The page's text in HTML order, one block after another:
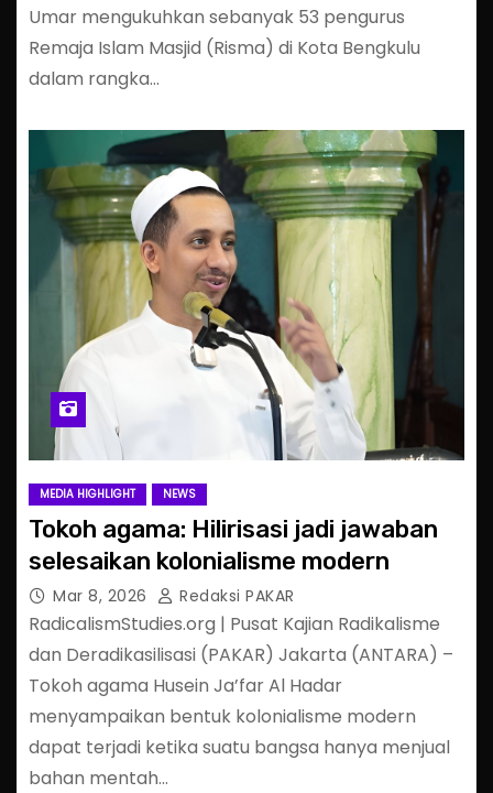
Umar mengukuhkan sebanyak 53 pengurus
Remaja Islam Masjid (Risma) di Kota Bengkulu
dalam rangka…
MEDIA HIGHLIGHT NEWS
Tokoh agama: Hilirisasi jadi jawaban
selesaikan kolonialisme modern
Mar 8, 2026 Redaksi PAKAR
RadicalismStudies.org | Pusat Kajian Radikalisme
dan Deradikasilisasi (PAKAR) Jakarta (ANTARA) –
Tokoh agama Husein Ja’far Al Hadar
menyampaikan bentuk kolonialisme modern
dapat terjadi ketika suatu bangsa hanya menjual
bahan mentah…